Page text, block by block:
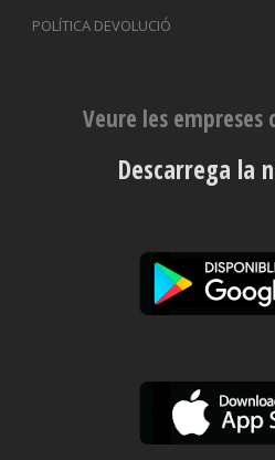
POLÍTICA DEVOLUCIÓ
Veure les empreses
Descarrega la